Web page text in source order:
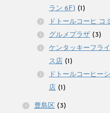
ラン 6F) (1)
ドトールコーヒ コ
グルメプラザ (3)
ケンタッキーフラ
ス店 (1)
ドトールコーヒー
店 (1)
豊島区 (3)